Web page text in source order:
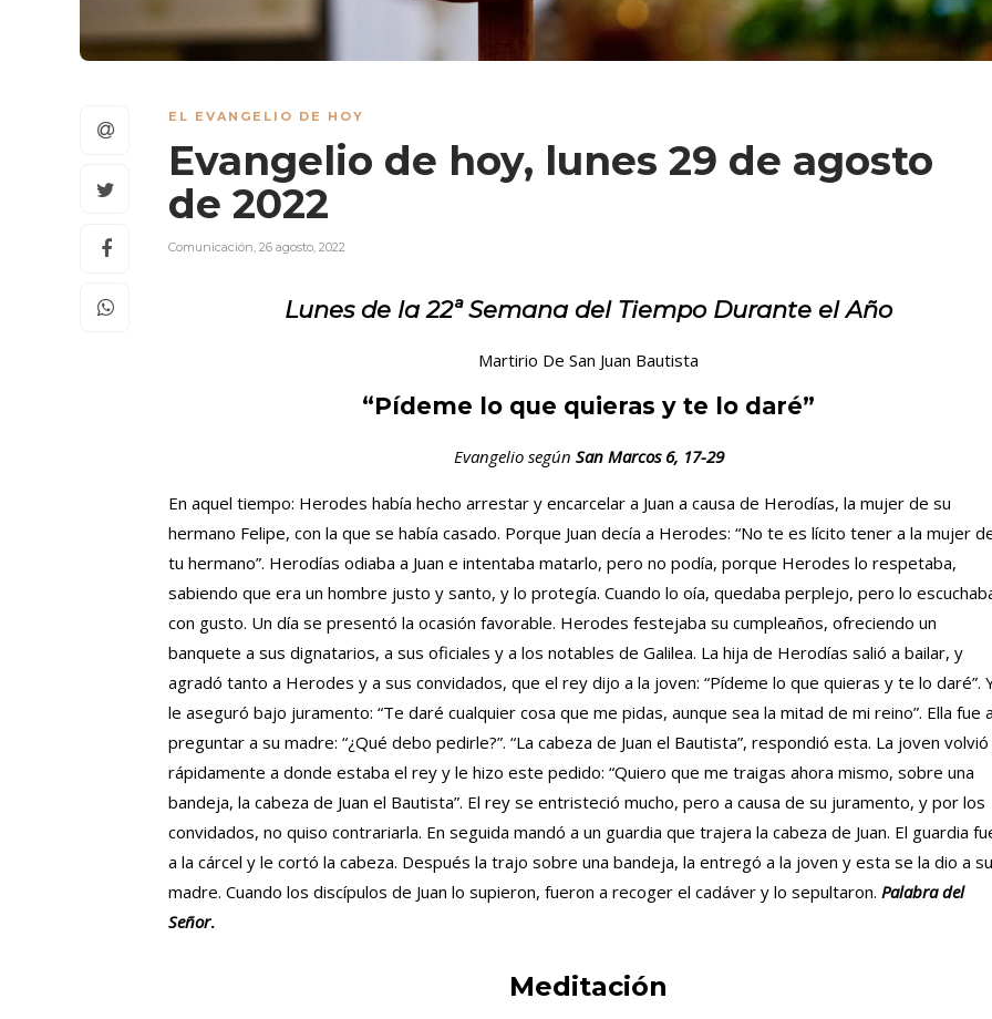
EL EVANGELIO DE HOY
Evangelio de hoy, lunes 29 de agosto
de 2022
Comunicación, 26 agosto, 2022
Lunesde la 22ª Semana del Tiempo Durante el Año
Martirio De San Juan Bautista
“Pídeme lo que quieras y te lo daré”
Evangelio según San Marcos 6, 17-29
En aquel tiempo: Herodes había hecho arrestar y encarcelar a Juan a causa de Herodías, la mujer de su
hermano Felipe, con la que se había casado. Porque Juan decía a Herodes: “No te es lícito tener a la mujer
tu hermano”. Herodías odiaba a Juan e intentaba matarlo, pero no podía, porque Herodes lo respetaba,
sabiendo que era un hombre justo y santo, y lo protegía. Cuando lo oía, quedaba perplejo, pero lo
con gusto. Un día se presentó la ocasión favorable. Herodes festejaba su cumpleaños, ofreciendo un
banquete a sus dignatarios, a sus oficiales y a los notables de Galilea. La hija de Herodías salió a bailar, y
agradó tanto a Herodes y a sus convidados, que el rey dijo a la joven: “Pídeme lo que quieras y te lo daré”.
le aseguró bajo juramento: “Te daré cualquier cosa que me pidas, aunque sea la mitad de mi reino”. Ella fue a
preguntar a su madre: “¿Qué debo pedirle?”. “La cabeza de Juan el Bautista”, respondió esta. La joven volvió
rápidamente a donde estaba el rey y le hizo este pedido: “Quiero que me traigas ahora mismo, sobre una
bandeja, la cabeza de Juan el Bautista”. El rey se entristeció mucho, pero a causa de su juramento, y por los
convidados, no quiso contrariarla. En seguida mandó a un guardia que trajera la cabeza de Juan. El guardia
a la cárcel y le cortó la cabeza. Después la trajo sobre una bandeja, la entregó a la joven y esta se la dio a su
madre. Cuando los discípulos de Juan lo supieron, fueron a recoger el cadáver y lo sepultaron. Palabra del
Señor.
Meditación